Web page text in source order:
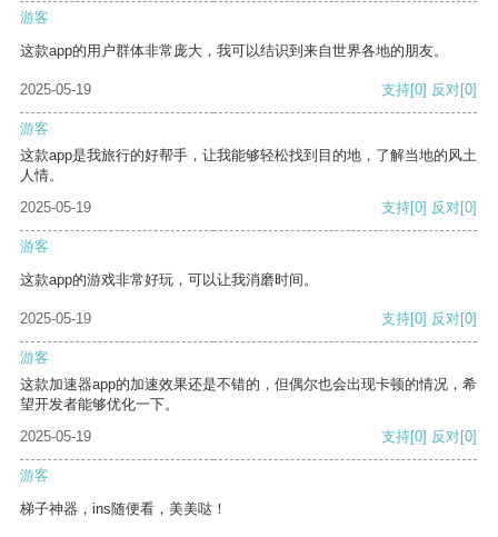
游客
这款app的用户群体非常庞大，我可以结识到来自世界各地的朋友。
2025-05-19 支持[0] 反对[0]
游客
这款app是我旅行的好帮手，让我能够轻松找到目的地，了解当地的风土
人情。
2025-05-19
支持[0] 反对[0]
游客
这款app的游戏非常好玩，可以让我消磨时间。
2025-05-19 支持[0] 反对[0]
游客
这款加速器app的加速效果还是不错的，但偶尔也会出现卡顿的情况，希
望开发者能够优化一下。
2025-05-19
支持[0] 反对[0]
游客
梯子神器，ins随便看，美美哒！